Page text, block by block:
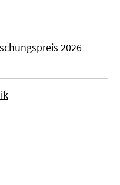
2026